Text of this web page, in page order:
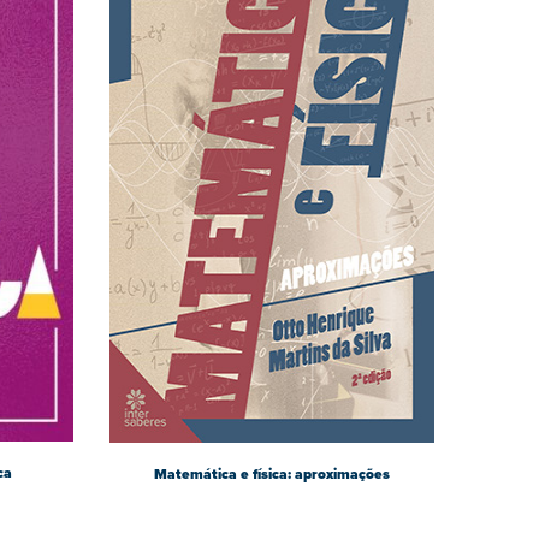
Matemática e física: aproximações